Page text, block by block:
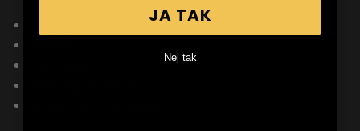
JA TAK
Nej tak